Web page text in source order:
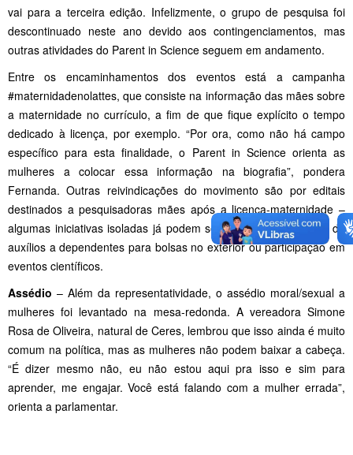
vai para a terceira edição. Infelizmente, o grupo de pesquisa foi
descontinuado neste ano devido aos contingenciamentos, mas
outras atividades do Parent in Science seguem em andamento.
Entre os encaminhamentos dos eventos está a campanha
#maternidadenolattes, que consiste na informação das mães sobre
a maternidade no currículo, a fim de que fique explícito o tempo
dedicado à licença, por exemplo. “Por ora, como não há campo
específico para esta finalidade, o Parent in Science orienta as
mulheres a colocar essa informação na biografia”, pondera
Fernanda. Outras reivindicações do movimento são por editais
destinados a pesquisadoras mães após a licença-maternidade –
algumas iniciativas isoladas já podem ser encontradas -, além de
auxílios a dependentes para bolsas no exterior ou participação em
eventos científicos.
Assédio – Além da representatividade, o assédio moral/sexual a
mulheres foi levantado na mesa-redonda. A vereadora Simone
Rosa de Oliveira, natural de Ceres, lembrou que isso ainda é muito
comum na política, mas as mulheres não podem baixar a cabeça.
“É dizer mesmo não, eu não estou aqui pra isso e sim para
aprender, me engajar. Você está falando com a mulher errada”,
orienta a parlamentar.